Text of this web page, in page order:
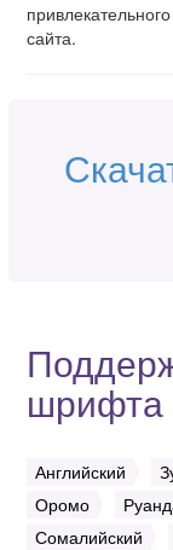
сайта.
шрифта
Английский
Оромо
Сомалийский